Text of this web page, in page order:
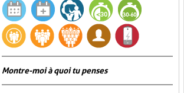
Montre-moi à quoi tu penses